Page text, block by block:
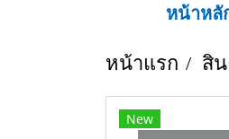
หน้าหลั
หน้าแรก สิ
New